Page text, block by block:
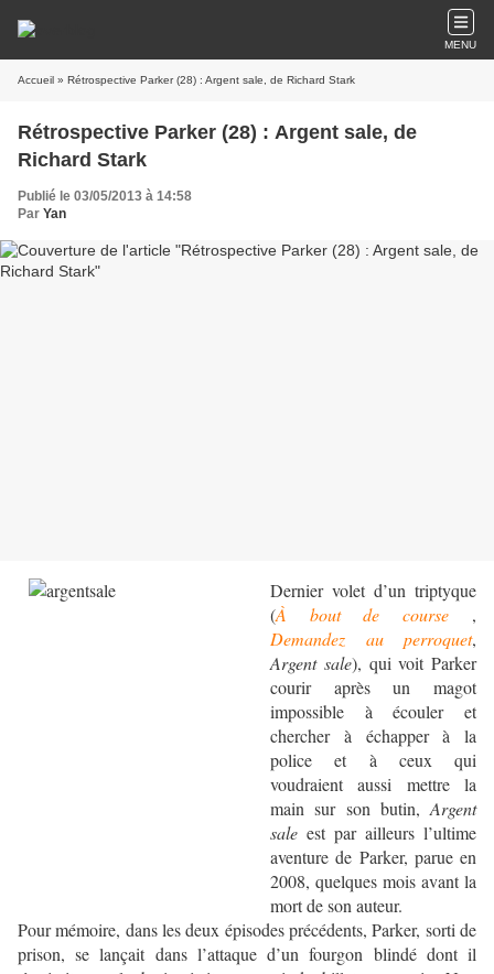
MENU
Accueil » Rétrospective Parker (28) : Argent sale, de Richard Stark
Rétrospective Parker (28) : Argent sale, de
Richard Stark
Publié le 03/05/2013 à 14:58
Par Yan
Dernier volet d’un triptyque
(À bout de course
,
Demandez au perroquet,
Argent sale), qui voit Parker
courir après un magot
impossible à écouler et
chercher à échapper à la
police et à ceux qui
voudraient aussi mettre la
main sur son butin, Argent
sale est par ailleurs l’ultime
aventure de Parker, parue en
2008, quelques mois avant la
mort de son auteur.
Pour mémoire, dans les deux épisodes précédents, Parker, sorti de
prison, se lançait dans l’attaque d’un fourgon blindé dont il